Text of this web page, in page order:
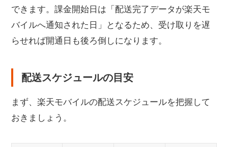
できます。課金開始日は「配送完了データが楽天モ
バイルへ通知された日」となるため、受け取りを遅
らせれば開通日も後ろ倒しになります。
配送スケジュールの目安
まず、楽天モバイルの配送スケジュールを把握して
おきましょう。